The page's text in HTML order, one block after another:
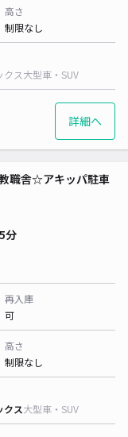
高さ
制限なし
クス大型車・SUV
詳細へ
職舎☆アキッパ駐車
分
再入庫
可
高さ
制限なし
クス大型車・SUV